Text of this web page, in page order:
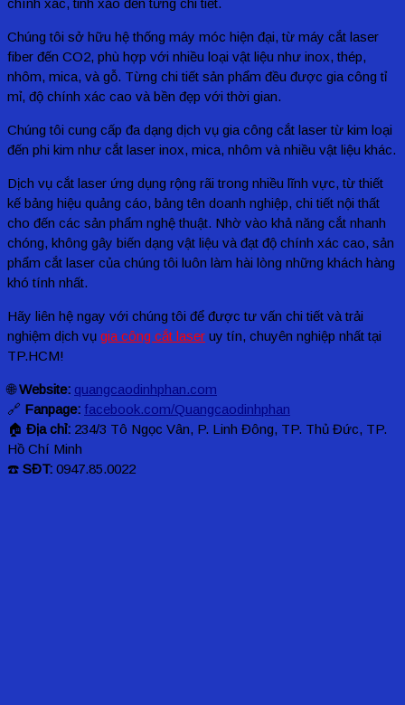
Chúng tôi sở hữu hệ thống máy móc hiện đại, từ máy cắt laser
fiber đến CO2, phù hợp với nhiều loại vật liệu như inox, thép,
nhôm, mica, và gỗ. Từng chi tiết sản phẩm đều được gia công tỉ
mỉ, độ chính xác cao và bền đẹp với thời gian.
Chúng tôi cung cấp đa dạng dịch vụ gia công cắt laser từ kim loại
đến phi kim như cắt laser inox, mica, nhôm và nhiều vật liệu khác.
Dịch vụ cắt laser ứng dụng rộng rãi trong nhiều lĩnh vực, từ thiết
kế bảng hiệu quảng cáo, bảng tên doanh nghiệp, chi tiết nội thất
cho đến các sản phẩm nghệ thuật. Nhờ vào khả năng cắt nhanh
chóng, không gây biến dạng vật liệu và đạt độ chính xác cao, sản
phẩm cắt laser của chúng tôi luôn làm hài lòng những khách hàng
khó tính nhất.
Hãy liên hệ ngay với chúng tôi để được tư vấn chi tiết và trải
nghiệm dịch vụ gia công cắt laser uy tín, chuyên nghiệp nhất tại
TP.HCM!
🌐Website: quangcaodinhphan.com
🔗 Fanpage: facebook.com/Quangcaodinhphan
🏠 Địa chỉ: 234/3 Tô Ngọc Vân, P. Linh Đông, TP. Thủ Đức, TP.
Hồ Chí Minh
☎️ SĐT: 0947.85.0022